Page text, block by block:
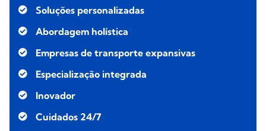
Soluções personalizadas
Abordagem holística
Empresas de transporte expansivas
Especialização integrada
Inovador
Cuidados 24/7